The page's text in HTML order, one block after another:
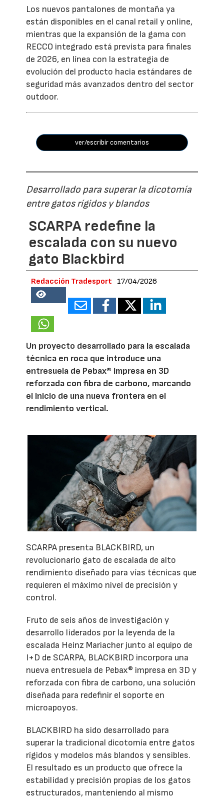
Los nuevos pantalones de montaña ya
están disponibles en el canal retail y online,
mientras que la expansión de la gama con
RECCO integrado está prevista para finales
de 2026, en línea con la estrategia de
evolución del producto hacia estándares de
seguridad más avanzados dentro del sector
outdoor.
ver/escribir comentarios
Desarrollado para superar la dicotomía
entre gatos rígidos y blandos
SCARPA redefine la
escalada con su nuevo
gato Blackbird
Redacción Tradesport 17/04/2026
18515
Un proyecto desarrollado para la escalada
técnica en roca que introduce una
entresuela de Pebax® impresa en 3D
reforzada con fibra de carbono, marcando
el inicio de una nueva frontera en el
rendimiento vertical.
SCARPA presenta BLACKBIRD, un
revolucionario gato de escalada de alto
rendimiento diseñado para vías técnicas que
requieren el máximo nivel de precisión y
control.
Fruto de seis años de investigación y
desarrollo liderados por la leyenda de la
escalada Heinz Mariacher junto al equipo de
I+D de SCARPA, BLACKBIRD incorpora una
nueva entresuela de Pebax® impresa en 3D y
reforzada con fibra de carbono, una solución
diseñada para redefinir el soporte en
microapoyos.
BLACKBIRD ha sido desarrollado para
superar la tradicional dicotomía entre gatos
rígidos y modelos más blandos y sensibles.
El resultado es un producto que ofrece la
estabilidad y precisión propias de los gatos
estructurados, manteniendo al mismo